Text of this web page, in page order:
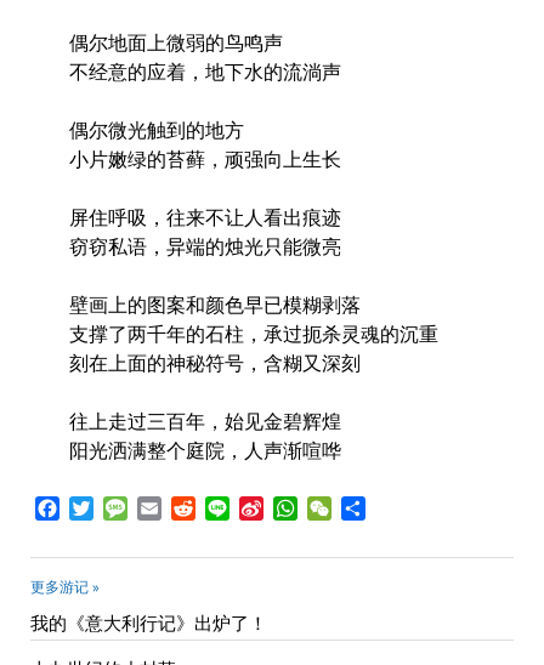
偶尔地面上微弱的鸟鸣声
不经意的应着，地下水的流淌声
偶尔微光触到的地方
小片嫩绿的苔藓，顽强向上生长
屏住呼吸，往来不让人看出痕迹
窃窃私语，异端的烛光只能微亮
壁画上的图案和颜色早已模糊剥落
支撑了两千年的石柱，承过扼杀灵魂的沉重
刻在上面的神秘符号，含糊又深刻
往上走过三百年，始见金碧辉煌
阳光洒满整个庭院，人声渐喧哗
Facebook
TwitterMessageEmailRedditLine Sina WhatsApp
WeChat
更多游记 »
我的《意大利行记》出炉了！